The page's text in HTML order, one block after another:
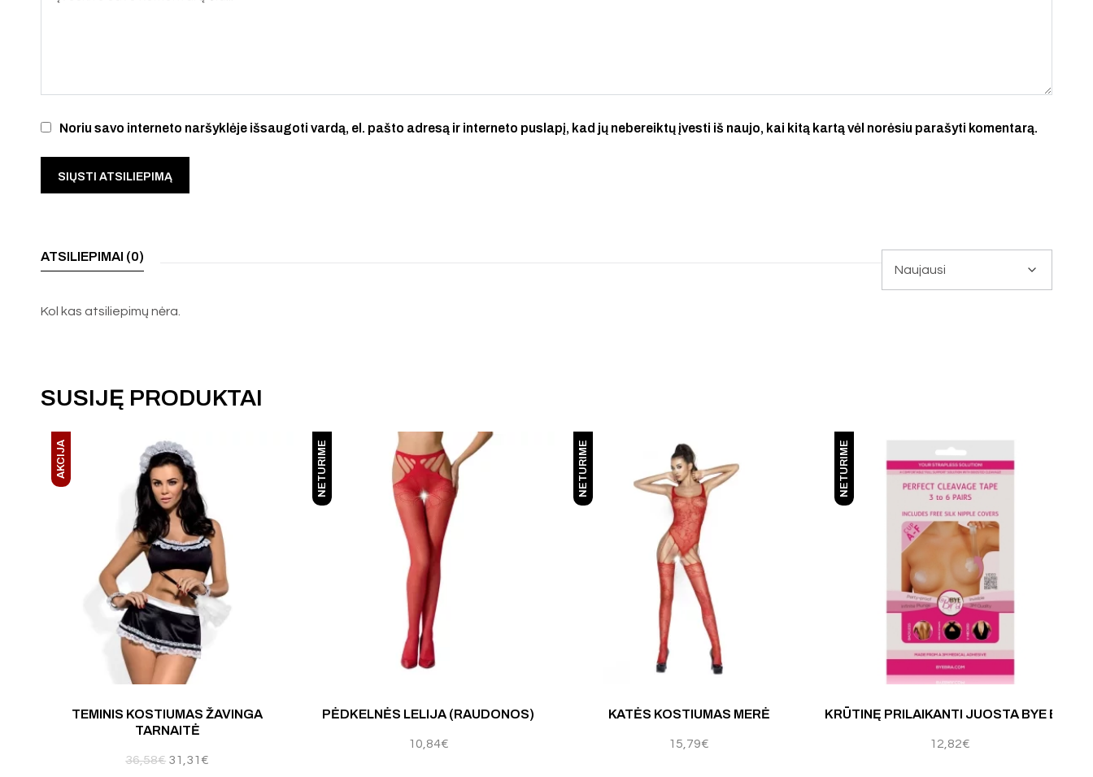
Noriu savo interneto naršyklėje išsaugoti vardą, el. pašto adresą ir interneto puslapį, kad jų nebereiktų įvesti iš naujo, kai kitą kartą vėl norėsiu parašyti komentarą.
ATSILIEPIMAI (0)
Kol kas atsiliepimų nėra.
SUSIJĘ PRODUKTAI
AKCIJA
TEMINIS KOSTIUMAS ŽAVINGA
TARNAITĖ
36,58€ 31,31 €
NETURIME
PĖDKELNĖS LELIJA (RAUDONOS)
10,84€
NETURIME
KATĖS KOSTIUMAS MERĖ
15,79€
NETURIME
KRŪTINĘ PRILAIKANTI JUOSTA BYE BRA
12,82€
Įvertinimas: